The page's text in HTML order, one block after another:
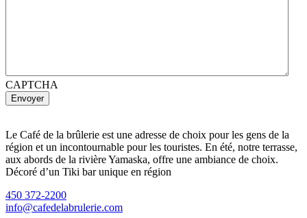
CAPTCHA
Envoyer
Le Café de la brûlerie est une adresse de choix pour les gens de la
région et un incontournable pour les touristes. En été, notre terrasse,
aux abords de la rivière Yamaska, offre une ambiance de choix.
Décoré d’un Tiki bar unique en région
450 372-2200
info@cafedelabrulerie.com